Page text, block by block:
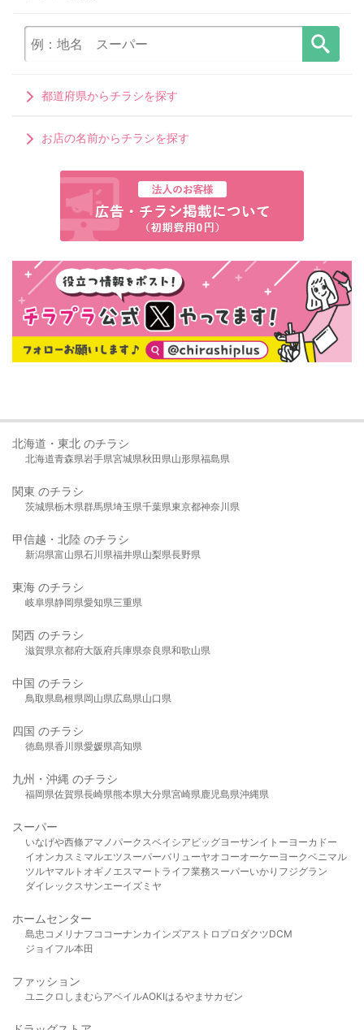
都道府県からチラシを探す
お店の名前からチラシを探す
北海道・東北 のチラシ
北海道青森県岩手県宮城県秋田県山形県福島県
関東 のチラシ
茨城県栃木県群馬県埼玉県千葉県東京都神奈川県
甲信越・北陸 のチラシ
新潟県富山県石川県福井県山梨県長野県
東海 のチラシ
岐阜県静岡県愛知県三重県
関西 のチラシ
滋賀県京都府大阪府兵庫県奈良県和歌山県
中国 のチラシ
鳥取県島根県岡山県広島県山口県
四国 のチラシ
徳島県香川県愛媛県高知県
九州・沖縄 のチラシ
福岡県佐賀県長崎県熊本県大分県宮崎県鹿児島県沖縄県
スーパー
いなげや西條アマノパークスベイシア ビッグヨーサンイトーヨーカドー
イオンカスミ マルエツスーパーバリューヤオコーオーケー ヨークベニマル
ツルヤマルト オギノ エスマート ライフ業務スーパーいかり フジグラン
ダイレックスサンエーイズミヤ
ホームセンター
島忠 コメリ ナフコ コーナンカインズアストロプロダクツDCM
ジョイフル本田
ファッション
ユニクロ しまむら アベイルAOKIはるやま サカゼン